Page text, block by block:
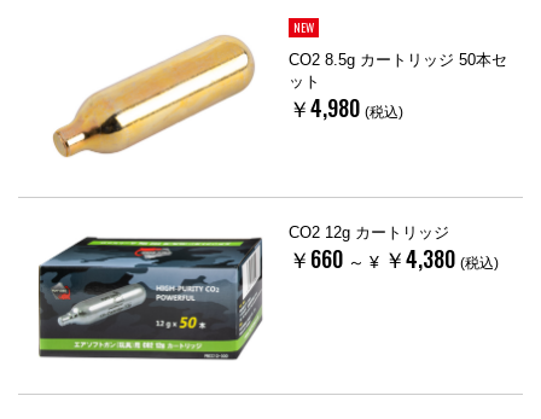
NEW
CO2 8.5g カートリッジ 50本セ
ット
￥4,980 (税込)
CO2 12g カートリッジ
￥660 ～ ¥ ￥4,380 (税込)